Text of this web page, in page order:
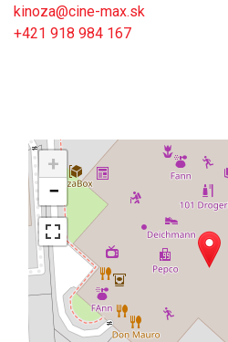
kinoza@cine-max.sk
+421 918 984 167
+
−